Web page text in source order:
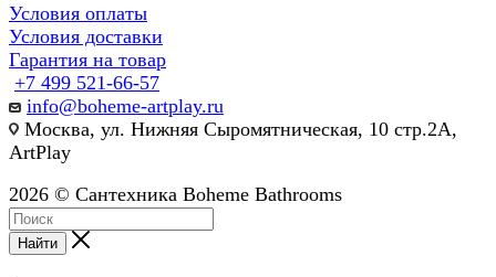
Условия оплаты
Условия доставки
Гарантия на товар
+7 499 521-66-57
info@boheme-artplay.ru
Москва, ул. Нижняя Сыромятническая, 10 стр.2А,
ArtPlay
2026 © Сантехника Boheme Bathrooms
Найти